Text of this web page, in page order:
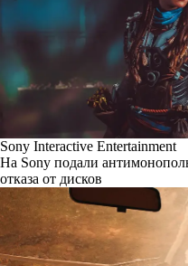
Sony Interactive Entertainment
На Sony подали
отказа от дисков